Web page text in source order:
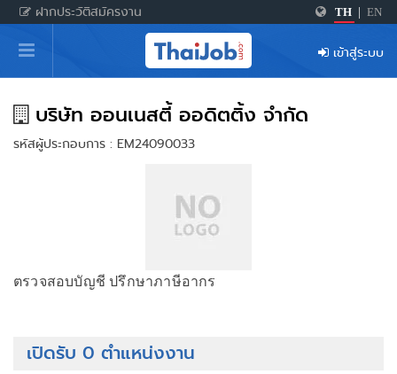
ฝากประวัติสมัครงาน TH EN
หน้าหลัก
ผู้สมัครงาน: เข้าสู่ระบบ
ฝากประวัติสมัครงาน
เกร็ดความรู้
เข้าสู่ระบบ
บริษัท ออนเนสตี้ ออดิตติ้ง จำกัด
รหัสผู้ประกอบการ : EM24090033
ตรวจสอบบัญชี ปรึกษาภาษีอากร
เปิดรับ 0 ตำแหน่งงาน